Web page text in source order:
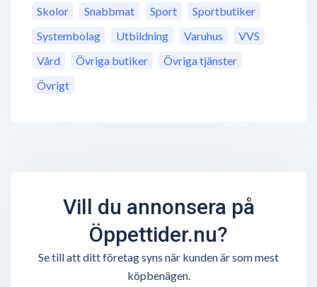
Skolor
Snabbmat Sport
Sportbutiker
Systembolag
Utbildning Varuhus
VVS
Vård
Övriga butiker
Övriga tjänster
Övrigt
Vill du annonsera på
Öppettider.nu?
Se till att ditt företag syns när kunden är som mest
köpbenägen.